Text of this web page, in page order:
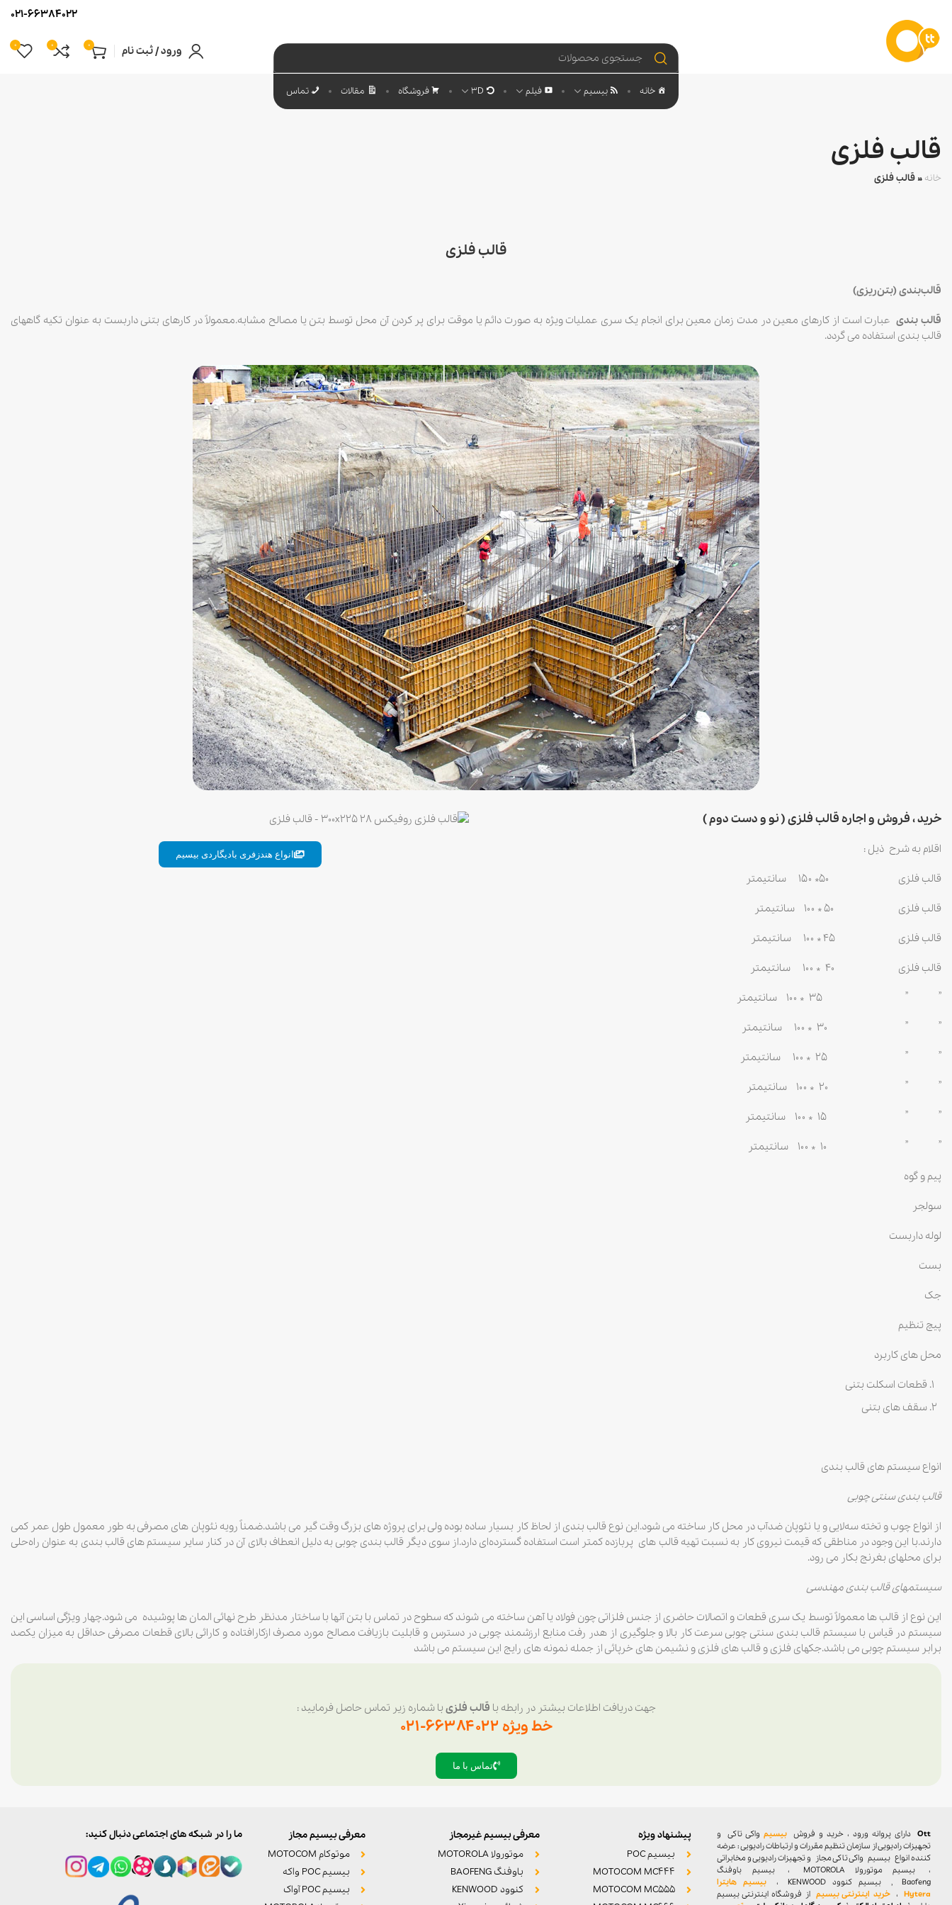
021-66384022
ورود / ثبت نام 0
0
0
خانه بیسیم فیلم 3D فروشگاه مقالات تماس
قالب فلزی
خانه »قالب فلزی
قالب فلزی
قالب‌بندی (بتن‌ریزی)
قالب بندیعبارت است از کارهای معین در مدت زمان معین برای انجام یک سری عملیات ویژه به صورت دائم یا موقت برای پر کردن آن محل توسط بتن یا مصالح مشابه.معمولاً در کارهای بتنی داربست به عنوان تکیه گاههای
قالب بندی استفاده می گردد.
خرید ، فروش و اجاره قالب فلزی ( نو و دست دوم )
اقلام به شرح ذیل :
قالب فلزی ۵۰* ۱۵۰ سانتیمتر
قالب فلزی ۵۰ * ۱۰۰ سانتیمتر
قالب فلزی ۴۵ * ۱۰۰ سانتیمتر
قالب فلزی ۴۰ * ۱۰۰ سانتیمتر
” ” ۳۵ * ۱۰۰ سانتیمتر
” ” ۳۰ * ۱۰۰ سانتیمتر
” ” ۲۵ * ۱۰۰ سانتیمتر
” ” ۲۰ * ۱۰۰ سانتیمتر
” ” ۱۵ * ۱۰۰ سانتیمتر
” ” ۱۰ * ۱۰۰ سانتیمتر
پیم و گوه
سولجر
لوله داربست
بست
جک
پیچ تنظیم
انواع هندزفری بادیگاردی بیسیم
محل های کاربرد
قطعات اسکلت بتنی
سقف های بتنی
انواع سیستم های قالب بندی
قالب بندی سنتی چوبی
از انواع چوب و تخته سه‌لایی و یا نئوپان ضدآب در محل کار ساخته می شود.این نوع قالب بندی از لحاظ کار بسیار ساده بوده ولی برای پروژه های بزرگ وقت گیر می باشد.ضمناً رویه نئوپان های مصرفی به طور معمول طول عمر کمی
دارند.با این وجود در مناطقی که قیمت نیروی کار به نسبت تهیه قالب های پربازده کمتر است استفاده گسترده‌ای دارد.از سوی دیگر قالب بندی چوبی به دلیل انعطاف بالای آن در کنار سایر سیستم های قالب بندی به عنوان راه‌حلی
برای محلهای بغرنج بکار می رود.
سیستمهای قالب بندی مهندسی
این نوع از قالب ها معمولاً توسط یک سری قطعات و اتصالات حاضری از جنس فلزاتی چون فولاد یا آهن ساخته می شوند که سطوح در تماس با بتن آنها با ساختار مدنظر طرح نهائی المان ها پوشیده می شود.چهار ویژگی اساسی این
سیستم در قیاس با سیستم قالب بندی سنتی چوبی سرعت کار بالا و جلوگیری از هدر رفت منابع ارزشمند چوبی در دسترس و قابلیت بازیافت مصالح مورد مصرف ازکارافتاده و کارائی بالای قطعات مصرفی حداقل به میزان یکصد
برابر سیستم چوبی می باشد.جکهای فلزی و قالب های فلزی و نشیمن های خرپائی از جمله نمونه های رایج این سیستم می باشد
جهت دریافت اطلاعات بیشتر در رابطه با قالب فلزی با شماره زیر تماس حاصل فرمایید :
خط ویژه ۶۶۳۸۴۰۲۲-۰۲۱
تماس با ما
Ottدارای پروانه ورود ، خرید و فروش بیسیمواکی تاکی و
تجهیزات رادیویی از سازمان تنظیم مقررات و ارتباطات رادیویی : عرضه
کننده انواع بیسیم واکی تاکی مجاز و تجهیزات رادیویی و مخابراتی
، بیسیم موتورولا MOTOROLA ، بیسیم باوفنگ
Baofeng , بیسیم کنوود KENWOOD ،
بیسیم هایترا
Hytera، خرید اینترنتی بیسیم از فروشگاه اینترنتی بیسیم
پیشنهاد ویژه
بیسیم POC
MOTOCOM MC444
MOTOCOM MC555
معرفی بیسیم غیرمجاز
موتورولا MOTOROLA
باوفنگ BAOFENG
کنوود KENWOOD
معرفی بیسیم مجاز
موتوکام MOTOCOM
بیسیم POC واکه
بیسیم POC آواک
ما را در شبکه های اجتماعی دنبال کنید: